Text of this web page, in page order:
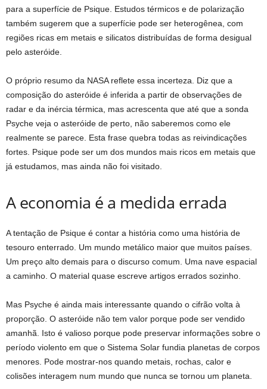
para a superfície de Psique. Estudos térmicos e de polarização
também sugerem que a superfície pode ser heterogênea, com
regiões ricas em metais e silicatos distribuídas de forma desigual
pelo asteróide.
O próprio resumo da NASA reflete essa incerteza. Diz que a
composição do asteróide é inferida a partir de observações de
radar e da inércia térmica, mas acrescenta que até que a sonda
Psyche veja o asteróide de perto, não saberemos como ele
realmente se parece. Esta frase quebra todas as reivindicações
fortes. Psique pode ser um dos mundos mais ricos em metais que
já estudamos, mas ainda não foi visitado.
A economia é a medida errada
A tentação de Psique é contar a história como uma história de
tesouro enterrado. Um mundo metálico maior que muitos países.
Um preço alto demais para o discurso comum. Uma nave espacial
a caminho. O material quase escreve artigos errados sozinho.
Mas Psyche é ainda mais interessante quando o cifrão volta à
proporção. O asteróide não tem valor porque pode ser vendido
amanhã. Isto é valioso porque pode preservar informações sobre o
período violento em que o Sistema Solar fundia planetas de corpos
menores. Pode mostrar-nos quando metais, rochas, calor e
colisões interagem num mundo que nunca se tornou um planeta.